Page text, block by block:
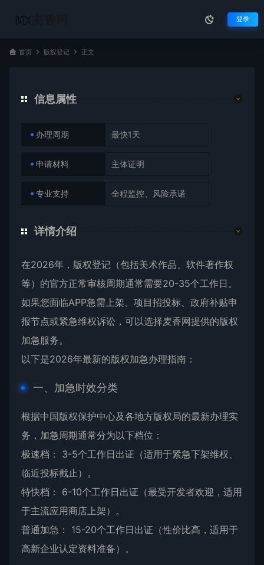
登录
首页 版权登记 正文
信息属性
办理周期 最快1天
申请材料 主体证明
专业支持 全程监控、风险承诺
详情介绍
在2026年，版权登记（包括美术作品、软件著作权
等）的官方正常审核周期通常需要20-35个工作日。
如果您面临APP急需上架、项目招投标、政府补贴申
报节点或紧急维权诉讼，可以选择麦香网提供的版权
加急服务。
以下是2026年最新的版权加急办理指南：
一、加急时效分类
根据中国版权保护中心及各地方版权局的最新办理实
务，加急周期通常分为以下档位：
极速档： 3-5个工作日出证（适用于紧急下架维权、
临近投标截止）。
特快档： 6-10个工作日出证（最受开发者欢迎，适用
于主流应用商店上架）。
普通加急： 15-20个工作日出证（性价比高，适用于
高新企业认定资料准备）。